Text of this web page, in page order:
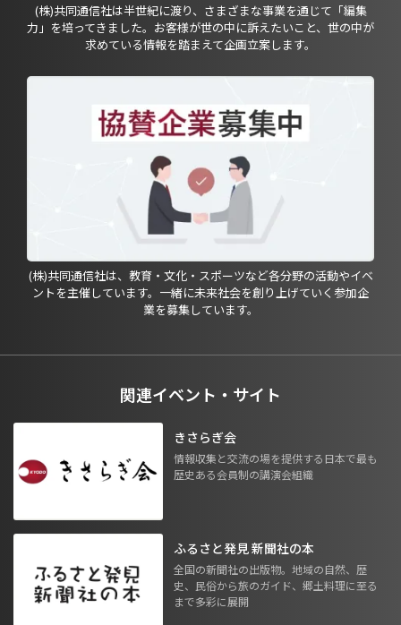
(株)共同通信社は半世紀に渡り、さまざまな事業を通じて「編集
力」を培ってきました。お客様が世の中に訴えたいこと、世の中が
求めている情報を踏まえて企画立案します。
(株)共同通信社は、教育・文化・スポーツなど各分野の活動やイベ
ントを主催しています。一緒に未来社会を創り上げていく参加企
業を募集しています。
関連イベント・サイト
きさらぎ会
情報収集と交流の場を提供する日本で最も
歴史ある会員制の講演会組織
ふるさと発見 新聞社の本
全国の新聞社の出版物。地域の自然、歴
史、民俗から旅のガイド、郷土料理に至る
まで多彩に展開